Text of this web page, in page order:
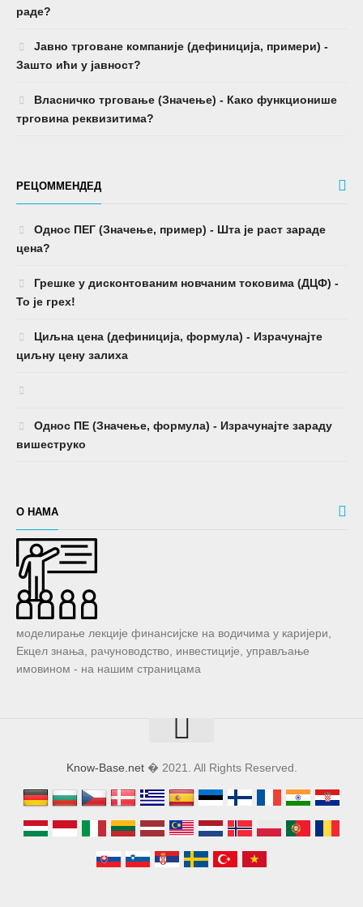
раде?
Јавно трговане компаније (дефиниција, примери) -
Зашто ићи у јавност?
Власничко трговање (Значење) - Како функционише
трговина реквизитима?
РЕЦОММЕНДЕД
Однос ПЕГ (Значење, пример) - Шта је раст зараде
цена?
Грешке у дисконтованим новчаним токовима (ДЦФ) -
То је грех!
Циљна цена (дефиниција, формула) - Израчунајте
циљну цену залиха
Однос ПЕ (Значење, формула) - Израчунајте зараду
вишеструко
О НАМА
моделирање лекције финансијске на водичима у каријери,
Екцел знања, рачуноводство, инвестиције, управљање
имовином - на нашим страницама
Know-Base.net� 2021. All Rights Reserved.